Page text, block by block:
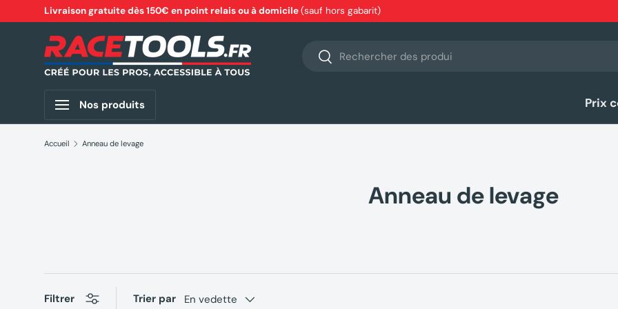
Aller au contenu
Livraison gratuite dès 150€ en point relais ou à domicile(sauf hors gabarit)
Recherche
Rechercher
Nos produits Prix
Accueil Anneau de levage
Anneau de levage
Filtrer Trier par En vedette